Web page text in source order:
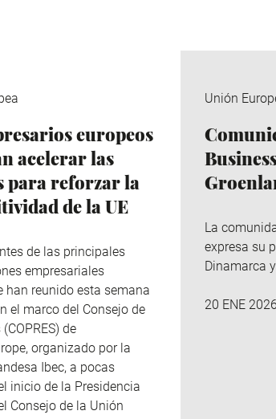
europeos
acelerar las
para reforzar la
de la UE
de las principales
empresariales
han reunido esta semana
el marco del Consejo de
de
organizado por la
Ibec, a pocas
inicio de la Presidencia
Consejo de la Unión
Unión
La
expresa su
Dinamarca
20 ENE 2026